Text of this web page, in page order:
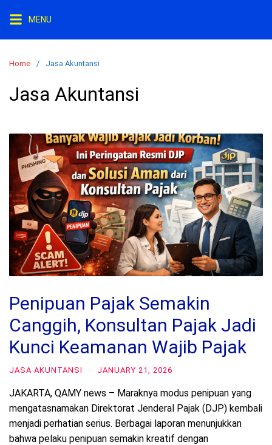
content
MENU
Home Jasa Akuntansi
Jasa Akuntansi
Penipuan Pajak Semakin
Canggih, Konsultan Pajak Jadi
Kunci Keamanan Wajib Pajak
JASA AKUNTANSI · JANUARY 21, 2026
JAKARTA, QAMY news – Maraknya modus penipuan yang
mengatasnamakan Direktorat Jenderal Pajak (DJP) kembali
menjadi perhatian serius. Berbagai laporan menunjukkan
bahwa pelaku penipuan semakin kreatif dengan